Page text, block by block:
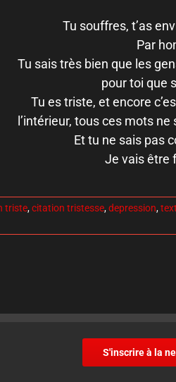
Tu souffres, t’as
Par
Tu sais très bien que les
pour toi que
Tu es triste, et encore
l’intérieur, tous ces mots
Et tu ne sais pas
Je vais être
triste,citation tristesse,depression,
S'inscrire à la